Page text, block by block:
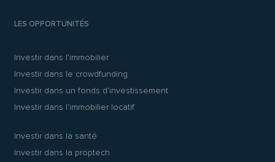
LES OPPORTUNITÉS
Investir dans l’immobilier
Investir dans le crowdfunding
Investir dans un fonds d’investissement
Investir dans l’immobilier locatif
Investir dans la santé
Investir dans la proptech